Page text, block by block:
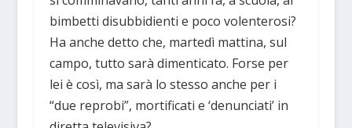
bimbetti disubbidienti e poco volenterosi?
Ha anche detto che, martedì mattina, sul
campo, tutto sarà dimenticato. Forse per
lei è così, ma sarà lo stesso anche per i
“due reprobi”, mortificati e ‘denunciati’ in